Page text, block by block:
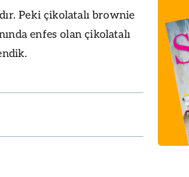
Peki çikolatalı brownie
enfes olan çikolatalı